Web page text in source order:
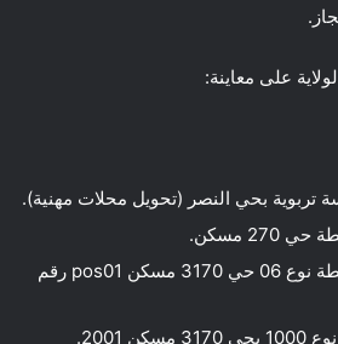
على معاينة:
تربوية بحي النصر (تحويل محلات مهنية).
مسكن.
مشروع إنجاز متوسطة نوع 06 حي 3170 مسكن pos01 رقم
2001.